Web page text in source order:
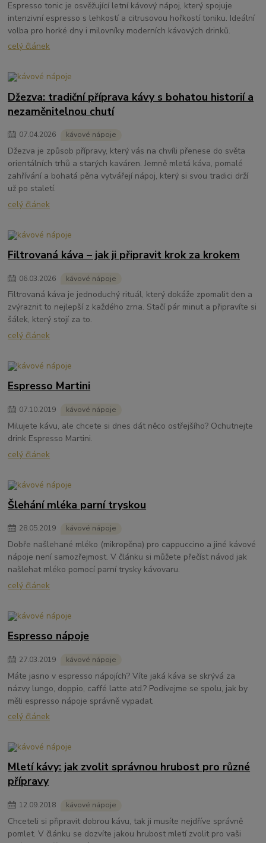
Espresso tonic je osvěžující letní kávový nápoj, který spojuje
intenzivní espresso s lehkostí a citrusovou hořkostí toniku. Ideální
volba pro horké dny i milovníky moderních kávových drinků.
celý článek
Džezva: tradiční příprava kávy s bohatou historií a
nezaměnitelnou chutí
07.04.2026 kávové nápoje
Džezva je způsob přípravy, který vás na chvíli přenese do světa
orientálních trhů a starých kaváren. Jemně mletá káva, pomalé
zahřívání a bohatá pěna vytvářejí nápoj, který si svou tradici drží
už po staletí.
celý článek
Filtrovaná káva – jak ji připravit krok za krokem
06.03.2026 kávové nápoje
Filtrovaná káva je jednoduchý rituál, který dokáže zpomalit den a
zvýraznit to nejlepší z každého zrna. Stačí pár minut a připravíte si
šálek, který stojí za to.
celý článek
Espresso Martini
07.10.2019 kávové nápoje
Milujete kávu, ale chcete si dnes dát něco ostřejšího? Ochutnejte
drink Espresso Martini.
celý článek
Šlehání mléka parní tryskou
28.05.2019 kávové nápoje
Dobře našlehané mléko (mikropěna) pro cappuccino a jiné kávové
nápoje není samozřejmost. V článku si můžete přečíst návod jak
našlehat mléko pomocí parní trysky kávovaru.
celý článek
Espresso nápoje
27.03.2019 kávové nápoje
Máte jasno v espresso nápojích? Víte jaká káva se skrývá za
názvy lungo, doppio, caffé latte atd.? Podívejme se spolu, jak by
měli espresso nápoje správně vypadat.
celý článek
Mletí kávy: jak zvolit správnou hrubost pro různé
přípravy
12.09.2018 kávové nápoje
Chceteli si připravit dobrou kávu, tak ji musíte nejdříve správně
pomlet. V článku se dozvíte jakou hrubost mletí zvolit pro vaši